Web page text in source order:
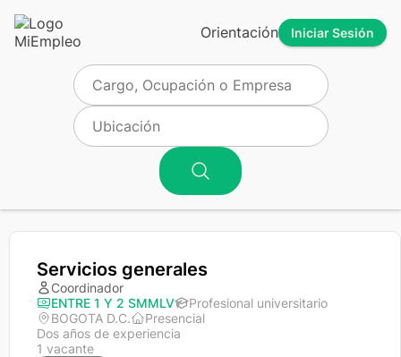
Orientación Iniciar Sesión
Servicios generales
Coordinador
ENTRE 1 Y 2 SMMLV
Profesional universitario
BOGOTA D.C.
Presencial
Dos años de experiencia
1 vacante